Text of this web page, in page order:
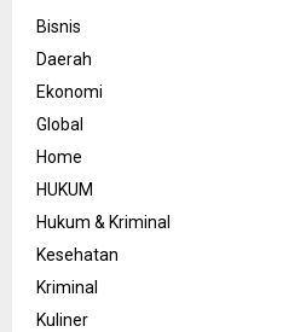
Bisnis
Daerah
Ekonomi
Global
Home
HUKUM
Hukum & Kriminal
Kesehatan
Kriminal
Kuliner